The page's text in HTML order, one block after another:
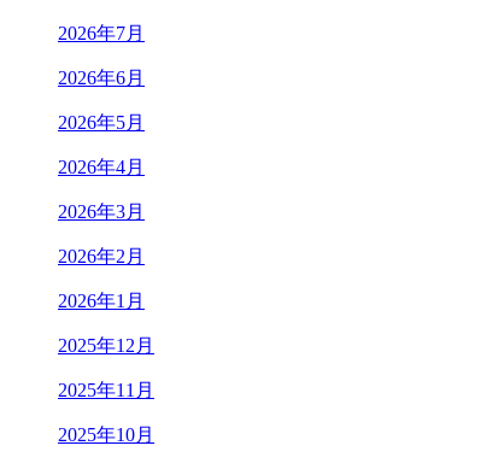
2026年7月
2026年6月
2026年5月
2026年4月
2026年3月
2026年2月
2026年1月
2025年12月
2025年11月
2025年10月